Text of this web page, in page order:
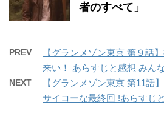
者のすべて」
PREV
【グランメゾン東京 第９話
来い！ あらすじと感想 みん
NEXT
【グランメゾン東京 第11話
サイコーな最終回 !あらすじ